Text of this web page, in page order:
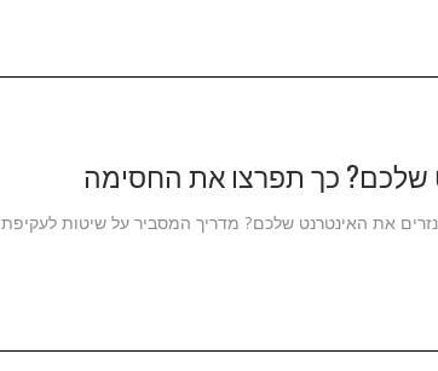
שלכם? כך תפרצו את החסימה